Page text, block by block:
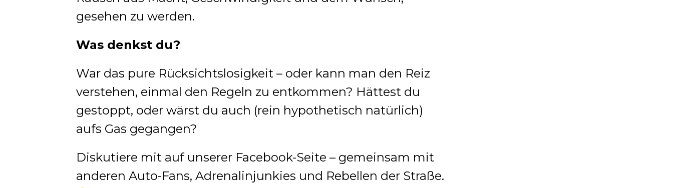
gesehen zu werden.
Was denkst du?
War das pure Rücksichtslosigkeit – oder kann man den Reiz
verstehen, einmal den Regeln zu entkommen? Hättest du
gestoppt, oder wärst du auch (rein hypothetisch natürlich)
aufs Gas gegangen?
Diskutiere mit auf unserer Facebook-Seite – gemeinsam mit
anderen Auto-Fans, Adrenalinjunkies und Rebellen der Straße.